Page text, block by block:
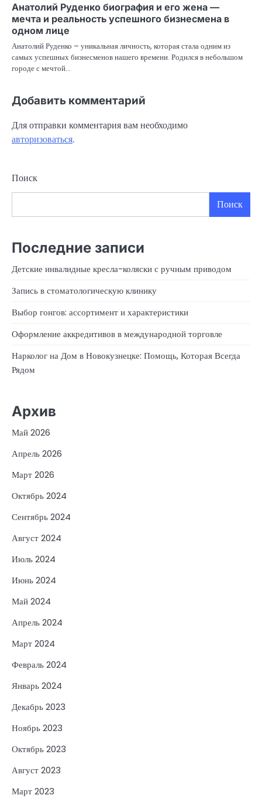
Анатолий Руденко биография и его жена —
мечта и реальность успешного бизнесмена в
одном лице
Анатолий Руденко – уникальная личность, которая стала одним из
самых успешных бизнесменов нашего времени. Родился в небольшом
городе с мечтой…
Добавить комментарий
Для отправки комментария вам необходимо
авторизоваться.
Поиск
Поиск
Последние записи
Детские инвалидные кресла-коляски с ручным приводом
Запись в стоматологическую клинику
Выбор гонгов: ассортимент и характеристики
Оформление аккредитивов в международной торговле
Нарколог на Дом в Новокузнецке: Помощь, Которая Всегда
Рядом
Архив
Май 2026
Апрель 2026
Март 2026
Октябрь 2024
Сентябрь 2024
Август 2024
Июль 2024
Июнь 2024
Май 2024
Апрель 2024
Март 2024
Февраль 2024
Январь 2024
Декабрь 2023
Ноябрь 2023
Октябрь 2023
Август 2023
Март 2023